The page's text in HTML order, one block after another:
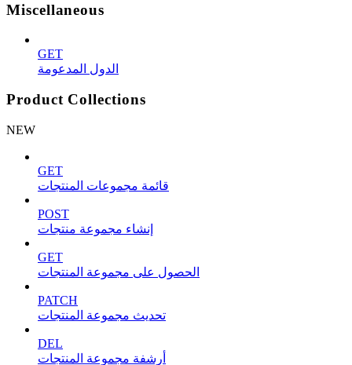
Miscellaneous
GET
الدول المدعومة
Product Collections
NEW
GET
قائمة مجموعات المنتجات
POST
إنشاء مجموعة منتجات
GET
الحصول على مجموعة المنتجات
PATCH
تحديث مجموعة المنتجات
DEL
أرشفة مجموعة المنتجات